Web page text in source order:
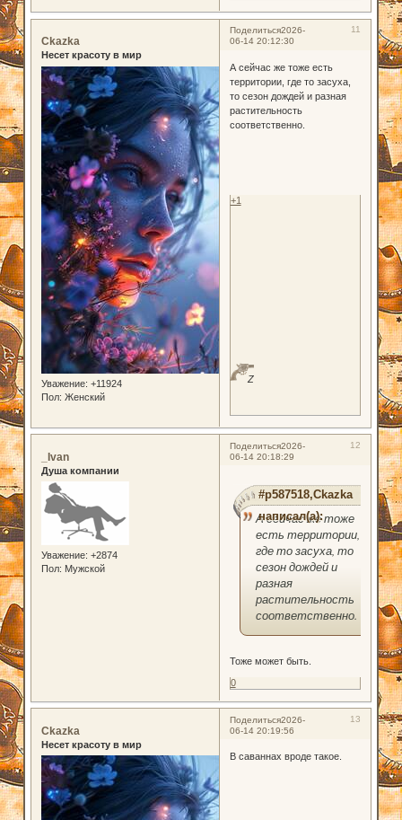
Поделиться 11
2026-
06-14 20:12:30
Ckazka
Несет красоту в мир
Уважение: +11924
Пол: Женский
А сейчас же тоже есть
территории, где то засуха,
то сезон дождей и разная
растительность
соответственно.
Z
+1
Поделиться 12
2026-
06-14 20:18:29
_Ivan
Душа компании
Уважение: +2874
Пол: Мужской
#p587518,Ckazka
написал(а):
А сейчас же тоже
есть территории,
где то засуха, то
сезон дождей и
разная
растительность
соответственно.
Тоже может быть.
0
Поделиться 13
2026-
06-14 20:19:56
Ckazka
Несет красоту в мир
В саваннах вроде такое.